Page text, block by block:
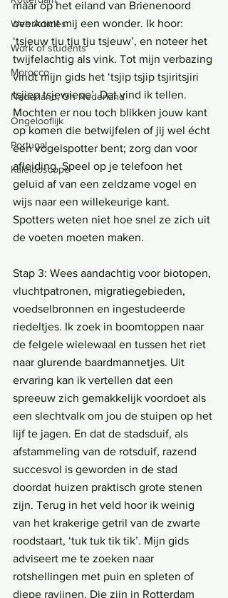
Web Articles
Work of students
Morocco
Nederland, Oh Nederland
Ongelooflijk
Portugal
Kaleidoscope
maar op het eiland van Brienenoord
overkomt mij een wonder. Ik hoor:
‘tsjeuw tju tju tju tsjeuw’, en noteer het
twijfelachtig als vink. Tot mijn verbazing
vindt mijn gids het ‘tsjip tsjip tsjiritsjiri
tsjiep tsjewieoe’. Dat vind ik tellen.
Mochten er nou toch blikken jouw kant
op komen die betwijfelen of jij wel écht
een vogelspotter bent; zorg dan voor
afleiding. Speel op je telefoon het
geluid af van een zeldzame vogel en
wijs naar een willekeurige kant.
Spotters weten niet hoe snel ze zich uit
de voeten moeten maken.
Stap 3: Wees aandachtig voor biotopen,
vluchtpatronen, migratiegebieden,
voedselbronnen en ingestudeerde
riedeltjes. Ik zoek in boomtoppen naar
de felgele wielewaal en tussen het riet
naar glurende baardmannetjes. Uit
ervaring kan ik vertellen dat een
spreeuw zich gemakkelijk voordoet als
een slechtvalk om jou de stuipen op het
lijf te jagen. En dat de stadsduif, als
afstammeling van de rotsduif, razend
succesvol is geworden in de stad
doordat huizen praktisch grote stenen
zijn. Terug in het veld hoor ik weinig
van het krakerige getril van de zwarte
roodstaart, ‘tuk tuk tik tik’. Mijn gids
adviseert me te zoeken naar
rotshellingen met puin en spleten of
diepe ravijnen. Die zijn in Rotterdam